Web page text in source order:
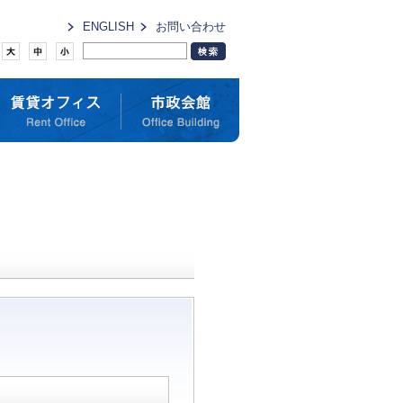
ENGLISH お問い合わせ